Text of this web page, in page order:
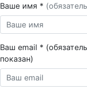
Ваше имя *
Ваш email *
показан)